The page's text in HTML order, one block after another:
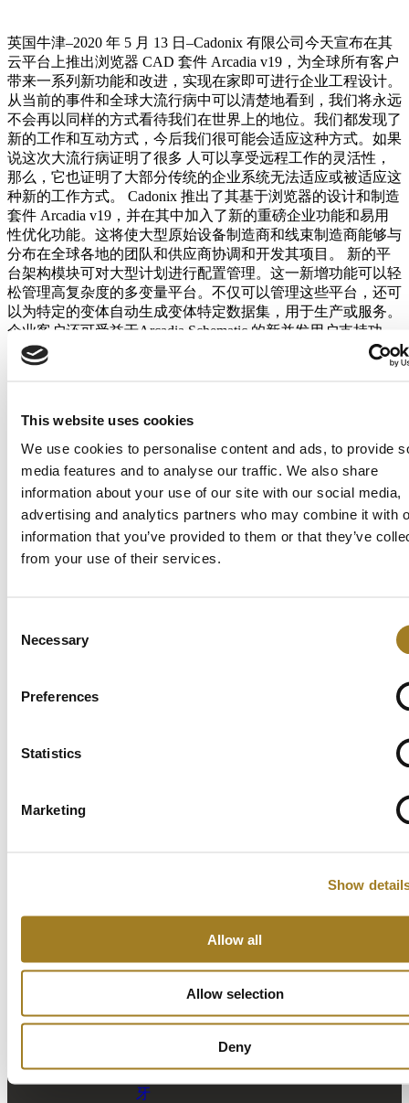
This website uses cookies
We use cookies to personalise content and ads, to provide
media features and to analyse our traffic. We also share
information about your use of our site with our social media,
advertising and analytics partners who may combine it with
information that you’ve provided to them or that they’ve
from your use of their services.
Selection
Necessary
Preferences
Statistics
Marketing
Show
Allow all
Allow selection
Deny
英国牛津–2020 年 5 月 13 日–Cadonix 有限公司今天宣布在其
云平台上推出浏览器 CAD 套件 Arcadia v19，为全球所有客户
带来一系列新功能和改进，实现在家即可进行企业工程设计。
从当前的事件和全球大流行病中可以清楚地看到，我们将永远
不会再以同样的方式看待我们在世界上的地位。我们都发现了
新的工作和互动方式，今后我们很可能会适应这种方式。如果
说这次大流行病证明了很多 人可以享受远程工作的灵活性，
那么，它也证明了大部分传统的企业系统无法适应或被适应这
种新的工作方式。 Cadonix 推出了其基于浏览器的设计和制造
套件 Arcadia v19，并在其中加入了新的重磅企业功能和易用
性优化功能。这将使大型原始设备制造商和线束制造商能够与
分布在全球各地的团队和供应商协调和开发其项目。 新的平
台架构模块可对大型计划进行配置管理。这一新增功能可以轻
松管理高复杂度的多变量平台。不仅可以管理这些平台，还可
以为特定的变体自动生成变体特定数据集，用于生产或服务。
企业客户还可受益于Arcadia Schematic 的新并发用户支持功
能，该功能可使大型团队（甚至是分布在全球各地的团队）在
复杂的多表原理图上进行无缝协作。 现在，您可以从大多数
入 Solidworks。这些接口可以减少组织之间的摩擦，避免返
工。 Cadonix 继续加强 Arcadia 与其他系统的连接。Arcadia 企
业 API 允许与第三方系统进行各种定制集成。常见的集成包
括 PDM、MRP、库存控制和网络。功能强大的应用程序接口
允许定制所有 Arcadia 项目管理、报告和文档控制。 企业客户
可使用应用程序接口 来建立内部系统的扩展，以便在 Arcadia
中直接访问。供应商可使用应用程序接口，在自己的 Arcadia
装置内为客户提供商品和服务门户。 每个组织都需要为内部
ArcadiatechPublisher 的智能图纸具有嵌入式智能和元数据，可
功能和更多增强功能，包括更快的响应时间、云加速作业处
复杂的操作而进行的，在这些操作中，性能和智能化大大提高
简体中
English
班
牙
户
示